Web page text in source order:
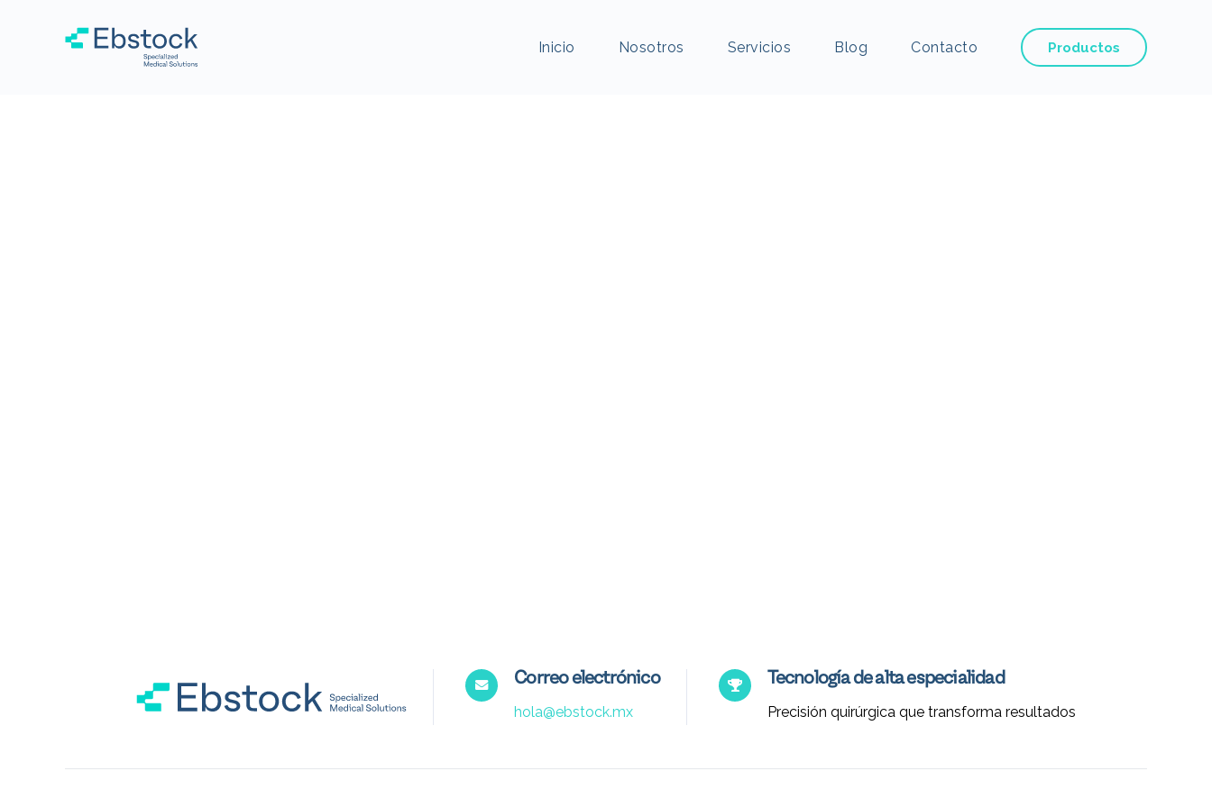
Inicio Nosotros Servicios Blog Contacto Productos
Correo electrónico
hola@ebstock.mx
Tecnología de alta especialidad
Precisión quirúrgica que transforma resultados